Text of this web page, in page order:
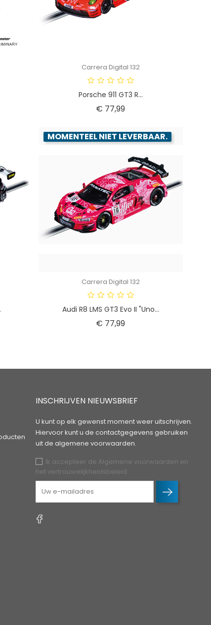
Carrera Digital 132
Porsche 911 GT3 R...
€ 77,99Prijs
MOMENTEEL NIET LEVERBAAR.
Carrera Digital 132
Audi R8 LMS GT3 Evo II "Uno...
€ 77,99Prijs
INSCHRIJVEN NIEUWSBRIEF
U kunt op elk gewenst moment weer uitschrijven.
Hiervoor kunt u de contactgegevens gebruiken
uit de algemene voorwaarden.
Ik accepteer de Algemene voorwaarden en
het vertrouwelijkheidsbeleid